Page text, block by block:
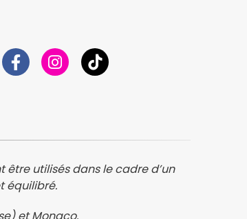
utilisés dans le cadre d’un
équilibré.